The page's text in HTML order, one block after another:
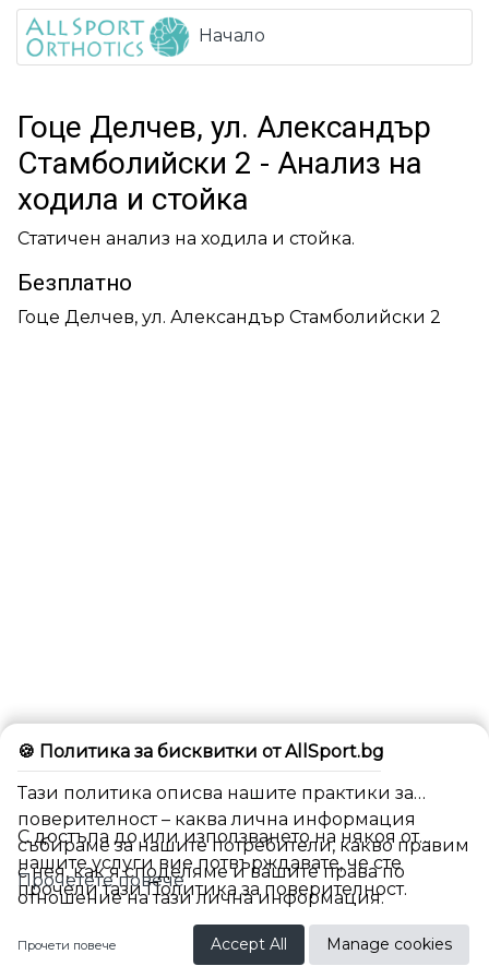
BG
🍪 Политика за бисквитки от AllSport.bg
Тази политика описва нашите практики за
поверителност – каква лична информация
събираме за нашите потребители, какво правим
с нея, как я споделяме и вашите права по
отношение на тази лична информация.
С достъпа до или използването на някоя от
нашите услуги вие потвърждавате, че сте
прочели тази Политика за поверителност.
Прочетете повече
Прочети повече Accept All Manage cookies
Начало
Гоце Делчев, ул. Александър
Стамболийски 2 - Анализ на
ходила и стойка
Статичен анализ на ходила и стойка.
Безплатно
Гоце Делчев, ул. Александър Стамболийски 2